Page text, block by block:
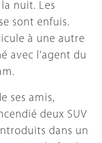
nuit. Les
sont enfuis.
à une autre
avec l’agent du
ses amis,
deux SUV
dans un